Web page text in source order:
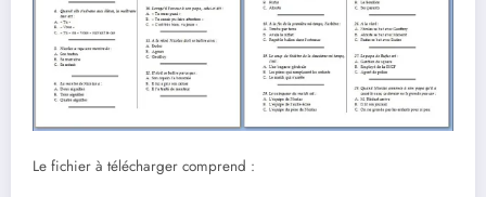
Le fichier à télécharger comprend :